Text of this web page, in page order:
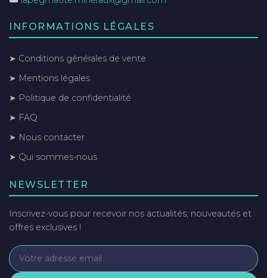
INFORMATIONS LÉGALES
➤ Conditions générales de vente
➤ Mentions légales
➤ Politique de confidentialité
➤ FAQ
➤ Nous contacter
➤ Qui sommes-nous
NEWSLETTER
Inscrivez-vous pour recevoir nos actualités, nouveautés et
offres exclusives !